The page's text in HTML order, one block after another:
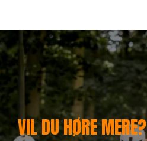
VIL DU HØRE MERE?